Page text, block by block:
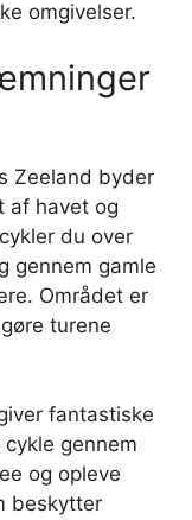
omgivelser.
Zeeland byder
af havet og
du over
gennem gamle
Området er
turene
fantastiske
gennem
og opleve
beskytter